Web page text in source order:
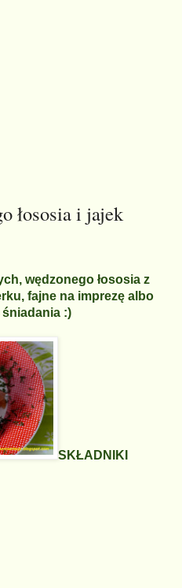
łososia i jajek
wędzonego łososia z
fajne na imprezę albo
:)
SKŁADNIKI